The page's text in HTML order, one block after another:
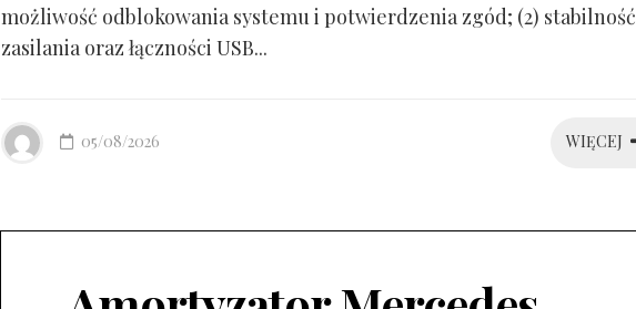
możliwość odblokowania systemu i potwierdzenia zgód; (2) stabilność
zasilania oraz łączności USB...
WIĘCEJ
05/08/2026